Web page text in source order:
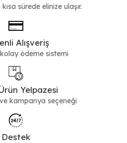
sürede elinize ulaşır.
Alışveriş
ödeme sistemi
Yelpazesi
kampanya seçeneği
Destek